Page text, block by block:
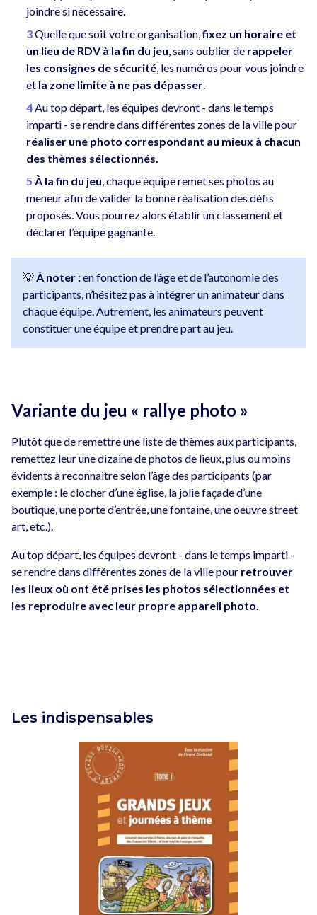
joindre si nécessaire.
Quelle que soit votre organisation,fixez un horaire et
un lieu de RDV à la fin du jeu, sans oublier de rappeler
les consignes de sécurité, les numéros pour vous joindre
et la zone limite à ne pas dépasser.
Au top départ, les équipes devront - dans le temps
imparti - se rendre dans différentes zones de la ville pour
réaliser une photo correspondant au mieux à chacun
des thèmes sélectionnés.
À la fin du jeu, chaque équipe remet ses photos au
meneur afin de valider la bonne réalisation des défis
proposés. Vous pourrez alors établir un classement et
déclarer l’équipe gagnante.
💡À noter :en fonction de l’âge et de l’autonomie des
participants, n’hésitez pas à intégrer un animateur dans
chaque équipe. Autrement, les animateurs peuvent
constituer une équipe et prendre part au jeu.
Variante du jeu « rallye photo »
Plutôt que de remettre une liste de thèmes aux participants,
remettez leur une dizaine de photos de lieux, plus ou moins
évidents à reconnaitre selon l’âge des participants (par
exemple : le clocher d’une église, la jolie façade d’une
boutique, une porte d’entrée, une fontaine, une oeuvre street
art, etc.).
Au top départ, les équipes devront - dans le temps imparti -
se rendre dans différentes zones de la ville pour retrouver
les lieux où ont été prises les photos sélectionnées et
les reproduire avec leur propre appareil photo.
Les indispensables